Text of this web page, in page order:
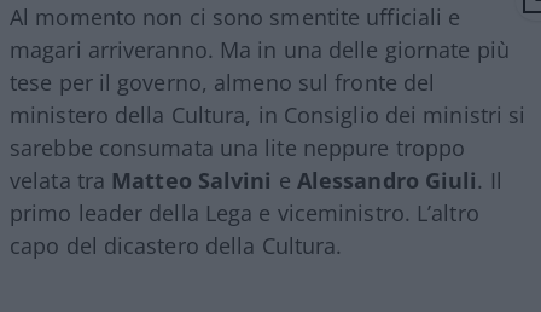
Al momento non ci sono smentite ufficiali e
magari arriveranno. Ma in una delle giornate più
tese per il governo, almeno sul fronte del
ministero della Cultura, in Consiglio dei ministri si
sarebbe consumata una lite neppure troppo
velata tra Matteo Salvini e Alessandro Giuli. Il
primo leader della Lega e viceministro. L’altro
capo del dicastero della Cultura.